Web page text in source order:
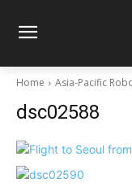
Home Asia-Pacific
dsc02588